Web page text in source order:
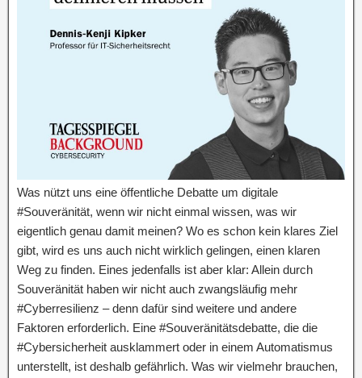
Was nützt uns eine öffentliche Debatte um digitale
#Souveränität, wenn wir nicht einmal wissen, was wir
eigentlich genau damit meinen? Wo es schon kein klares Ziel
gibt, wird es uns auch nicht wirklich gelingen, einen klaren
Weg zu finden. Eines jedenfalls ist aber klar: Allein durch
Souveränität haben wir nicht auch zwangsläufig mehr
#Cyberresilienz – denn dafür sind weitere und andere
Faktoren erforderlich. Eine #Souveränitätsdebatte, die die
#Cybersicherheit ausklammert oder in einem Automatismus
unterstellt, ist deshalb gefährlich. Was wir vielmehr brauchen,